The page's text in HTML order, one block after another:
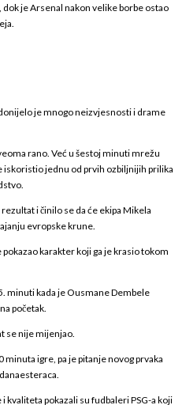
je Arsenal nakon velike borbe ostao
je mnogo neizvjesnosti i drame
rano. Već u šestoj minuti mrežu
iskoristio jednu od prvih ozbiljnijih prilika
i činilo se da će ekipa Mikela
evropske krune.
karakter koji ga je krasio tokom
minuti kada je Ousmane Dembele
početak.
se nije mijenjao.
igre, pa je pitanje novog prvaka
pokazali su fudbaleri PSG-a koji